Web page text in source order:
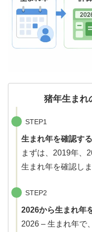
猪年生まれ
STEP1
生まれ年を確認する
まずは、2019年、
生まれ年を確認しま
STEP2
2026から生まれ年
2026 – 生まれ年で